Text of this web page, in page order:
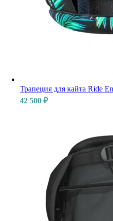
Трапеция для кайта Ride
42 500 ₽